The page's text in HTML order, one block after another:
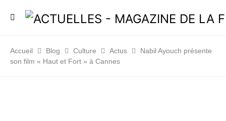
Accueil Blog Culture Actus
Nabil Ayouch présente
son film « Haut et Fort » à Cannes